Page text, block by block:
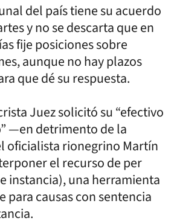
del país tiene su acuerdo
y no se descarta que en
fije posiciones sobre
aunque no hay plazos
que dé su respuesta.
Juez solicitó su “efectivo
—en detrimento de la
oficialista rionegrino Martín
el recurso de per
instancia), una herramienta
para causas con sentencia